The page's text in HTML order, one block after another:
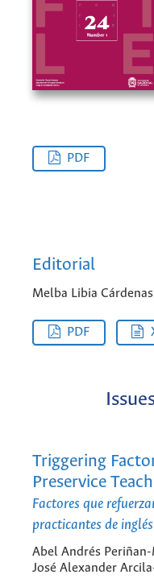
PDF
Editorial
Melba Libia
PDF
Triggering
Preservice
Factores que
practicantes de inglés
Abel Andrés
José Alexander